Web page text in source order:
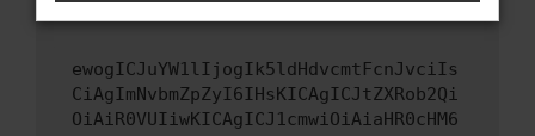
ewogICJuYW1lIjogIk5ldHdvcmtFcnJvciIs
CiAgImNvbmZpZyI6IHsKICAgICJtZXRob2Qi
OiAiR0VUIiwKICAgICJ1cmwiOiAiaHR0cHM6